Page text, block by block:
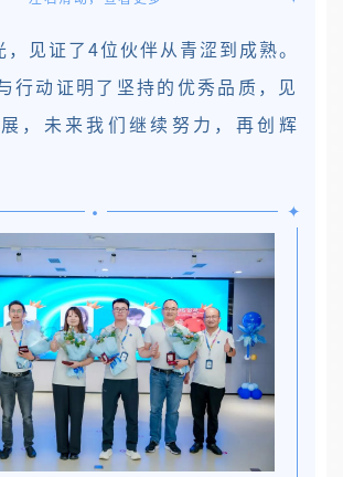
，见证了4位伙伴从青涩到成熟。
行动证明了坚持的优秀品质，见
，未来我们继续努力，再创辉
• ✦